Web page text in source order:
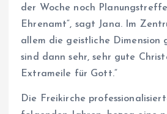
der Woche noch
Ehrenamt“, sagt Jana. Im
allem die geistliche Dimension
sind dann sehr, sehr gute
Extrameile für Gott.“
Die Freikirche